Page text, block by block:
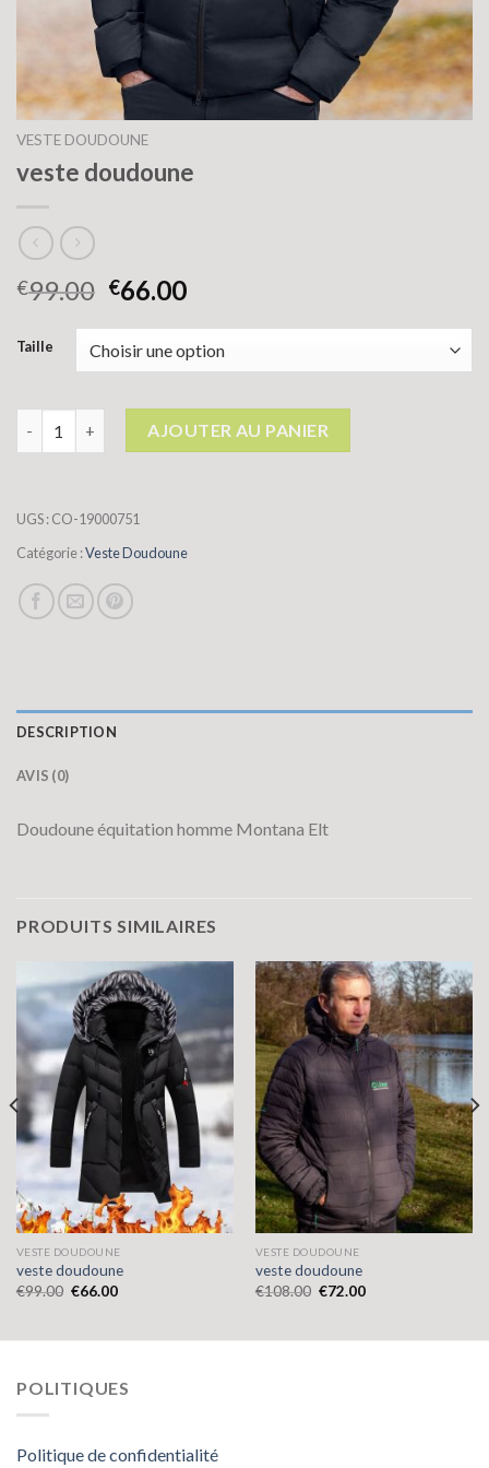
VESTE DOUDOUNE
veste doudoune
€99.00 €66.00
Taille
quantité de veste doudouneAJOUTER AU PANIER
UGS :CO-19000751
Catégorie :Veste Doudoune
DESCRIPTION
AVIS (0)
Doudoune équitation homme Montana Elt
PRODUITS SIMILAIRES
VESTE DOUDOUNE
veste doudoune
€99.00 €66.00
VESTE DOUDOUNE
veste doudoune
€108.00 €72.00
POLITIQUES
Politique de confidentialité